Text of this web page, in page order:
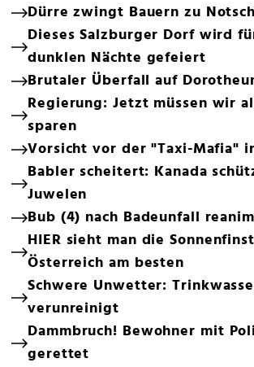
Dürre zwingt Bauern zu
Dieses Salzburger Dorf wird
dunklen Nächte gefeiert
Brutaler Überfall auf
Regierung: Jetzt müssen wir
sparen
Vorsicht vor der "Taxi-Mafia"
Babler scheitert: Kanada
Juwelen
Bub (4) nach Badeunfall
HIER sieht man die
Österreich am besten
Schwere Unwetter:
verunreinigt
Dammbruch! Bewohner mit
gerettet